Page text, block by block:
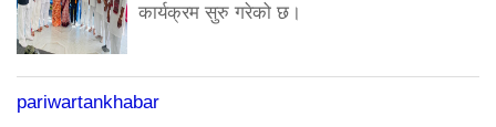
कार्यक्रम सुरु गरेको छ।
pariwartankhabar